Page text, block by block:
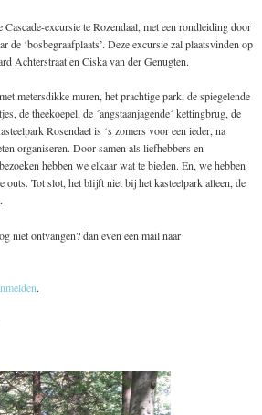
excursie te Rozendaal, met een rondleiding door
de ‘bosbegraafplaats’. Deze excursie zal plaatsvinden op
Achterstraat en Ciska van der Genugten.
metersdikke muren, het prachtige park, de spiegelende
de theekoepel, de ´angstaanjagende´ kettingbrug, de
Rosendael is ‘s zomers voor een ieder, na
organiseren. Door samen als liefhebbers en
hebben we elkaar wat te bieden. Én, we hebben
outs. Tot slot, het blijft niet bij het kasteelpark alleen, de
niet ontvangen? dan even een mail naar
.